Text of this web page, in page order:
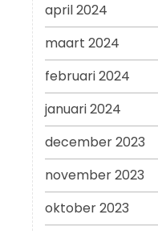
april 2024
maart 2024
februari 2024
januari 2024
december 2023
november 2023
oktober 2023